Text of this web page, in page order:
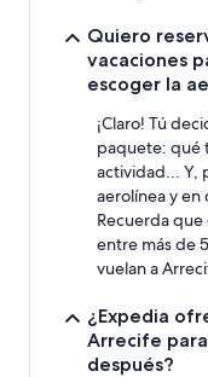
Quiero
vacaciones
escoger la
¡Claro! Tú
paquete: qué
actividad... Y,
aerolínea y en
Recuerda
entre más de
vuelan a
¿Expedia
Arrecife
después?